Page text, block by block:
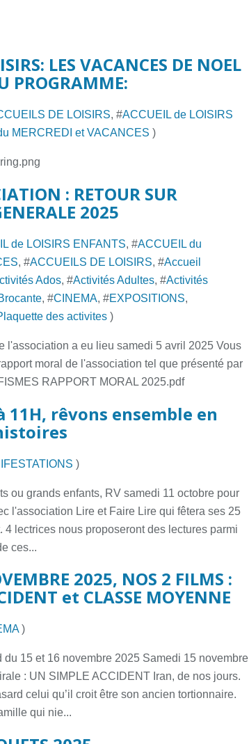
LES VACANCES DE NOEL
PROGRAMME:
DE LOISIRS, #ACCUEIL de LOISIRS
MERCREDI et VACANCES )
: RETOUR SUR
2025
de LOISIRS ENFANTS, #ACCUEIL du
, #ACCUEILS DE LOISIRS, #Accueil
Ados, #Activités Adultes, #Activités
, #CINEMA, #EXPOSITIONS,
des activites )
l'association a eu lieu samedi 5 avril 2025 Vous
moral de l'association tel que présenté par
RAPPORT MORAL 2025.pdf
11H, rêvons ensemble en
)
ou grands enfants, RV samedi 11 octobre pour
l'association Lire et Faire Lire qui fêtera ses 25
4 lectrices nous proposeront des lectures parmi
ces...
2025, NOS 2 FILMS :
et CLASSE MOYENNE
)
du 15 et 16 novembre 2025 Samedi 15 novembre
: UN SIMPLE ACCIDENT Iran, de nos jours.
celui qu’il croit être son ancien tortionnaire.
qui nie...